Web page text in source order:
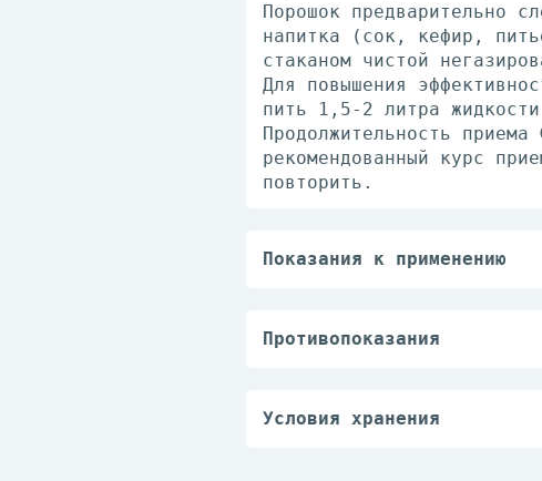
Порошок предварительно
напитка (сок, кефир,
стаканом чистой
Для повышения
пить 1,5-2 литра
Продолжительность
рекомендованный курс
повторить.
Показания к применению
Дисбиоз желудочно-
Противопоказания
проконсультироваться с
Условия хранения